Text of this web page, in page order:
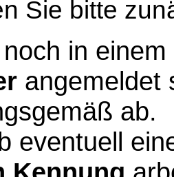
Sie bitte
in einem
angemeldet
ab.
eventuell